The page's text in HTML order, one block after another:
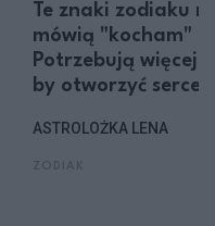
Te znaki zodiaku
mówią "kocham"
Potrzebują więcej
by otworzyć serce
ASTROLOŻKA LENA